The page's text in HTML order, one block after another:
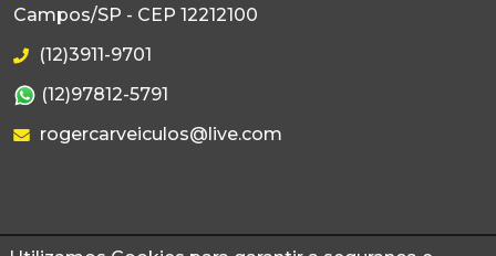
Campos/SP - CEP 12212100
(12)3911-9701
(12)97812-5791
rogercarveiculos@live.com